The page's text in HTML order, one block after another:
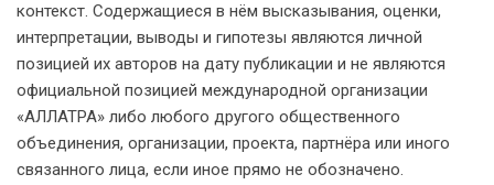
контекст. Содержащиеся в нём высказывания, оценки,
интерпретации, выводы и гипотезы являются личной
позицией их авторов на дату публикации и не являются
официальной позицией международной организации
«АЛЛАТРА» либо любого другого общественного
объединения, организации, проекта, партнёра или иного
связанного лица, если иное прямо не обозначено.